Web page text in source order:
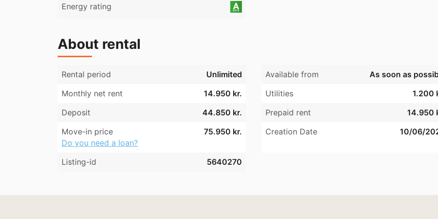
Energy rating
About rental
Rental period Unlimited Available from
As soon as
Monthly net rent
14.950 kr. Utilities
1.200
Deposit
44.850 kr. Prepaid rent
14.950
Move-in price
75.950 kr.
Do you need a loan?
Creation Date 10/06/
Listing-id 5640270